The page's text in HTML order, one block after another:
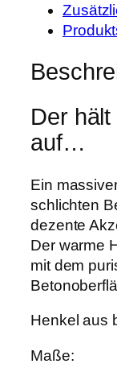
Der
auf…
Ein
schlichten
dezente
Der warme
mit dem
Henkel aus
Maße: